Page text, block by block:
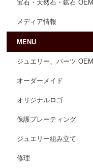
宝石・天然石・鉱石 OEM
メディア情報
MENU
ジュエリー、パーツ OEM
オーダーメイド
オリジナルロゴ
保護プレーティング
ジュエリー組み立て
修理